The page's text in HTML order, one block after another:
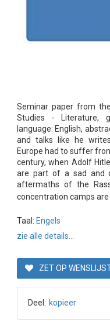
Seminar paper from
Studies - Literature,
language: English,
and talks like he
Europe had to suffer
century, when Adolf
are part of a sad and
aftermaths of the
concentration camps are
Taal: Engels
zie alle details...
ZET OP
Deel: kopieer